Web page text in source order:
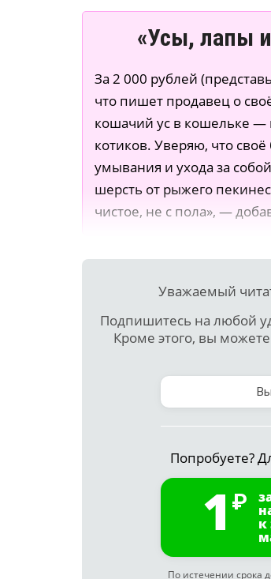
«Усы, лапы
За 2 000 рублей
что пишет продавец о
кошачий ус в кошельке —
котиков. Уверяю, что своё
умывания и ухода за
шерсть от рыжего
чистое, не с пола», —
Уважаемый
Подпишитесь на любой
Кроме этого, вы
Попробуете?
1 к
По истечении срока